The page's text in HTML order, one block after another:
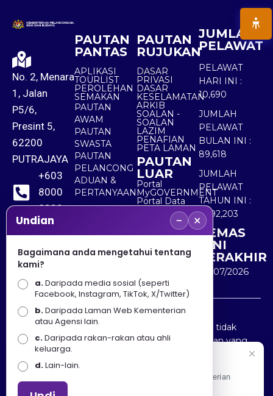
No. 2, Menara
1, Jalan
P5/6,
Presint 5,
62200
PUTRAJAYA
+603
8000
8000
+603
8891
7100
PAUTAN
PANTAS
APLIKASI
TOURLIST
PEROLEHAN
SEMAKAN
PAUTAN
AWAM
PAUTAN
SWASTA
PAUTAN
PELANCONG
ADUAN &
PERTANYAAN
PAUTAN
RUJUKAN
DASAR
PRIVASI
DASAR
KESELAMATAN
ARKIB
SOALAN -
SOALAN
LAZIM
PENAFIAN
PETA LAMAN
PAUTAN
LUAR
Portal
MyGOVERNMENT
Portal Data
Terbuka
Sektor Awam
JUMLAH
PELAWAT
PELAWAT
HARI INI :
10,690
JUMLAH
PELAWAT
BULAN INI :
89,618
JUMLAH
PELAWAT
TAHUN INI :
5,492,203
KEMAS
KINI
TERAKHIR
30/07/2026
Penafian : Kerajaan Malaysia dan Kementerian
Pelancongan Seni dan Budaya (MOTAC) adalah tidak
bertanggungjawab atas kehilangan atau kerugian yang
disebabkan oleh penggunaan mana-mana maklumat
yang diperolehi dari portal ini.
Undian − ×
Bagaimana anda mengetahui tentang
kami?
a.Daripada media sosial (seperti
Facebook, Instagram, TikTok, X/Twitter)
b.Daripada Laman Web Kementerian
atau Agensi lain.
c.Daripada rakan-rakan atau ahli
keluarga.
d.Lain-lain.
Apa Khabar! Selamat datang ke Portal Rasmi Kementerian
Pelancongan, Seni dan Budaya